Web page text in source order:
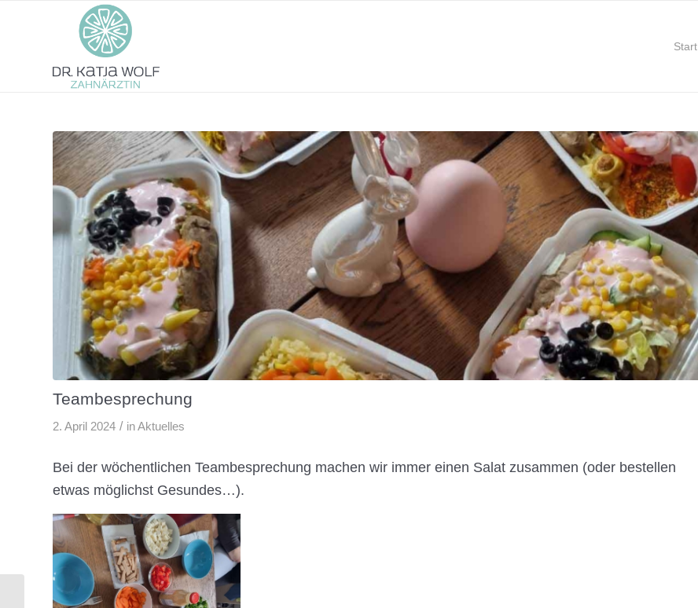
Start
Teambesprechung
2. April 2024 / inAktuelles
Bei der wöchentlichen Teambesprechung machen wir immer einen Salat zusammen (oder bestellen
etwas möglichst Gesundes…).